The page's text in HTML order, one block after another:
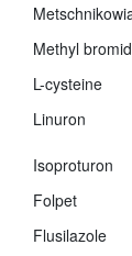
Methyl
L-cysteine
Linuron
Isoproturon
Folpet
Flusilazole